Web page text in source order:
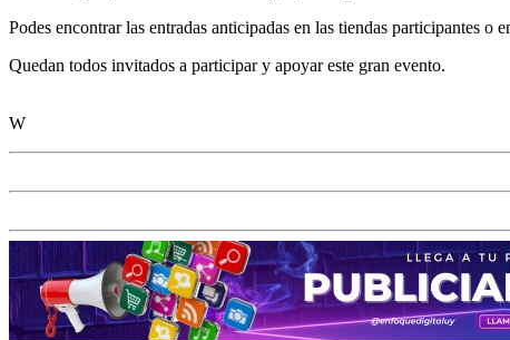
Podes encontrar las entradas anticipadas en las tiendas participantes o
Quedan todos invitados a participar y apoyar este gran evento.
W